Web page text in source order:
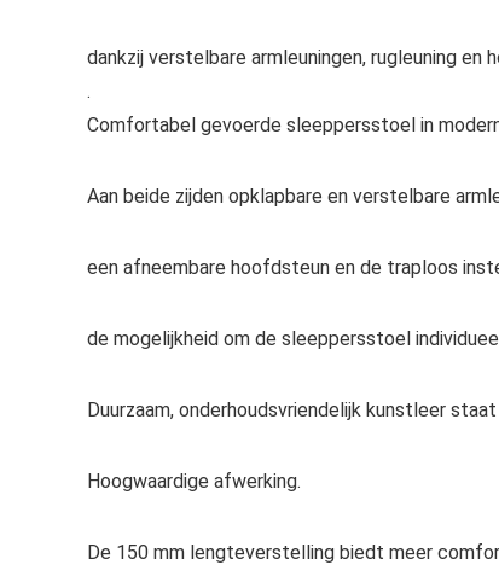
dankzij verstelbare armleuningen, rugleuning en
.
Comfortabel gevoerde sleeppersstoel in
Aan beide zijden opklapbare en verstelbare
een afneembare hoofdsteun en de traploos
de mogelijkheid om de sleeppersstoel
Duurzaam, onderhoudsvriendelijk kunstleer
Hoogwaardige afwerking.
De 150 mm lengteverstelling biedt meer